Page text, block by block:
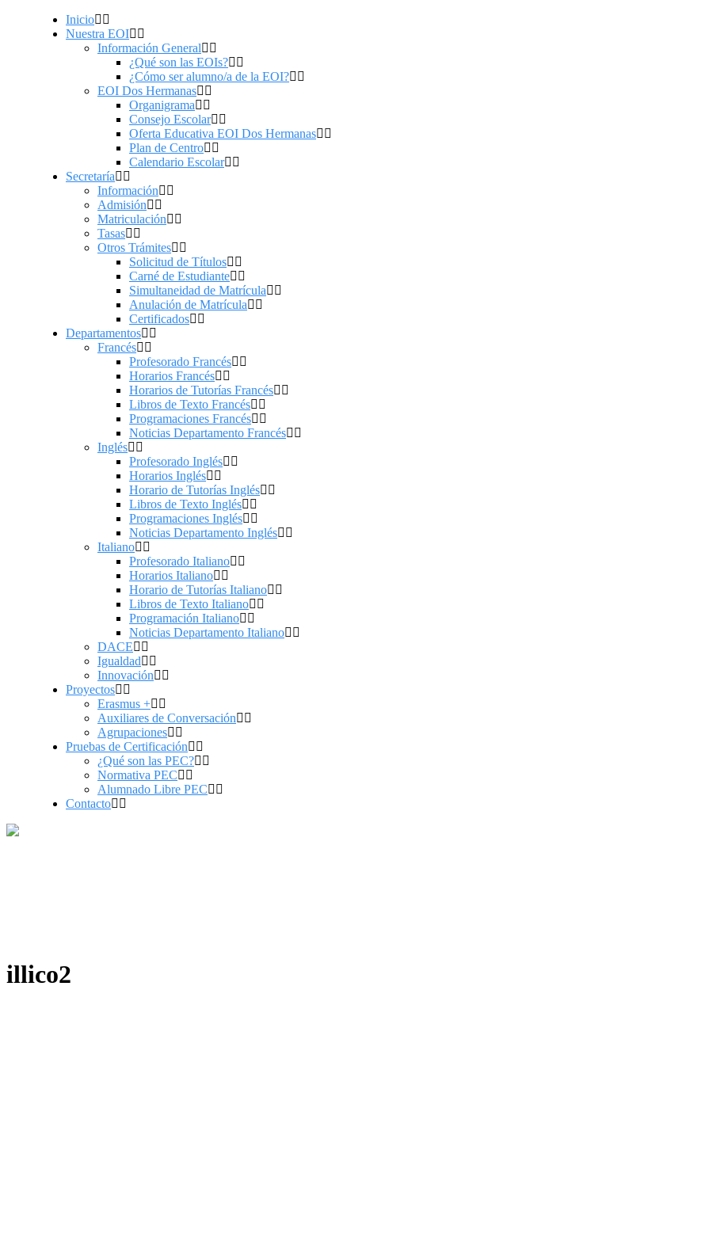
Inicio
Nuestra EOI
Información General
¿Qué son las EOIs?
¿Cómo ser alumno/a de la EOI?
EOI Dos Hermanas
Organigrama
Consejo Escolar
Oferta Educativa EOI Dos Hermanas
Plan de Centro
Calendario Escolar
Secretaría
Información
Admisión
Matriculación
Tasas
Otros Trámites
Solicitud de Títulos
Carné de Estudiante
Simultaneidad de Matrícula
Anulación de Matrícula
Certificados
Departamentos
Francés
Profesorado Francés
Horarios Francés
Horarios de Tutorías Francés
Libros de Texto Francés
Programaciones Francés
Noticias Departamento Francés
Inglés
Profesorado Inglés
Horarios Inglés
Horario de Tutorías Inglés
Libros de Texto Inglés
Programaciones Inglés
Noticias Departamento Inglés
Italiano
Profesorado Italiano
Horarios Italiano
Horario de Tutorías Italiano
Libros de Texto Italiano
Programación Italiano
Noticias Departamento Italiano
DACE
Igualdad
Innovación
Proyectos
Erasmus +
Auxiliares de Conversación
Agrupaciones
Pruebas de Certificación
¿Qué son las PEC?
Normativa PEC
Alumnado Libre PEC
Contacto
illico2